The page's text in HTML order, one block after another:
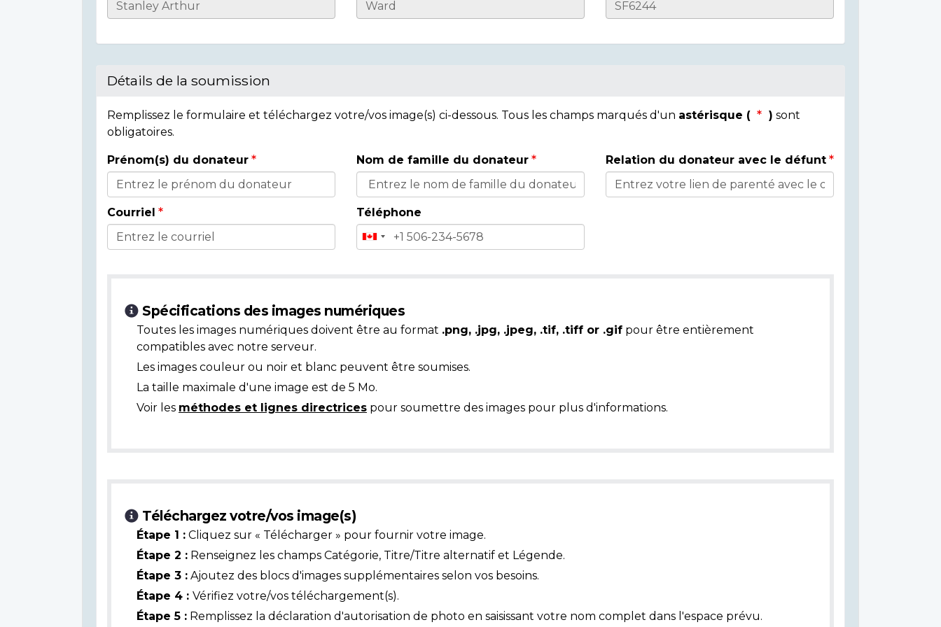
Informations
l'individu
Détails de la soumission
Remplissez le formulaire et téléchargez votre/vos image(s) ci-dessous. Tous les champs marqués d'un astérisque ( ) sont
obligatoires.
Détails
du
donateur
Prénom(s) du donateur Nom de famille du donateur Relation du donateur avec le défunt
Courriel Téléphone
Spécifications des images numériques
Toutes les images numériques doivent être au format .png, .jpg, .jpeg, .tif, .tiff or .gif pour être entièrement
compatibles avec notre serveur.
Les images couleur ou noir et blanc peuvent être soumises.
La taille maximale d'une image est de 5 Mo.
Voir les méthodes et lignes directrices pour soumettre des images pour plus d'informations.
Téléchargez votre/vos image(s)
Étape 1 : Cliquez sur « Télécharger » pour fournir votre image.
Étape 2 : Renseignez les champs Catégorie, Titre/Titre alternatif et Légende.
Étape 3 : Ajoutez des blocs d'images supplémentaires selon vos besoins.
Étape 4 : Vérifiez votre/vos téléchargement(s).
Étape 5 : Remplissez la déclaration d'autorisation de photo en saisissant votre nom complet dans l'espace prévu.